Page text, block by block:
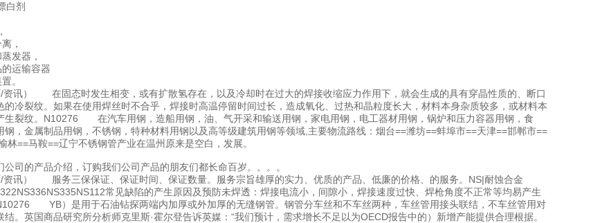
白剂
，
发器，
运输容器
。
资讯） 在固态时发生相变，或有扩散氢存在，以及冷却时在过大的焊接收缩应力作用下，就会生成的具有穿晶性质的、断口
的冷裂纹。如果在使用焊丝时不合乎，焊接时高温停留时间过长，造成氧化、过热和晶粒度长大，材料本身杂质较多，或材料本
生裂纹。N10276 在汽车用钢，造船用钢，油、气开采和输送用钢，家电用钢，电工器材用钢，锅炉和压力容器用钢，食
钢，金属制品用钢，不锈钢，特种材料用钢以及高等级建筑用钢等领域,主要物流路线：烟台==潍坊==蚌埠市==天津==邯郸市==
林==马鞍==辽宁不锈钢管产业在温州原来是空白，发展。
公司的产品介绍，订购我们公司产品的朋友们都长命百岁。。。。
资讯） 服务三保保证、保证时间、保证数量。服务宗旨雄厚的实力、优质的产品、低廉的价格、的服务。NS|耐蚀合金
常见缺陷的产生原因及预防未焊透：焊接电流小，间隙小，焊接速度过快、焊枪角度不正常等均易产生
YB）是用于石油钻探两端内加厚或外加厚的无缝钢管。钢管分车丝和不车丝两种，车丝管用接头联结，不车丝管用对
结。英国商品研究所分析师克里斯·霍尔登告诉英媒：“我们预计，需求增长不足以为OECD报告中的）新增产能提供合理根据。